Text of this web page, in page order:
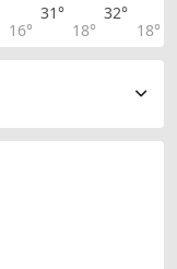
16°
31°
18°
32°
18°